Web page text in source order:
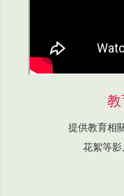
教
提供教育相
花絮等影